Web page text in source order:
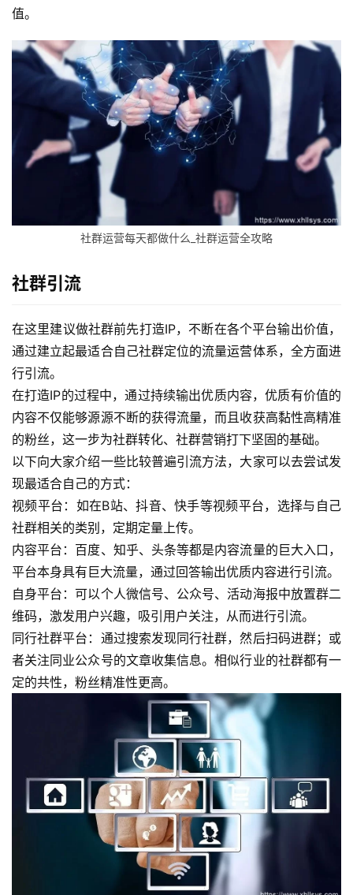
值。
社群运营每天都做什么_社群运营全攻略
社群引流
在这里建议做社群前先打造IP，不断在各个平台输出价值，
通过建立起最适合自己社群定位的流量运营体系，全方面进
行引流。
在打造IP的过程中，通过持续输出优质内容，优质有价值的
内容不仅能够源源不断的获得流量，而且收获高黏性高精准
的粉丝，这一步为社群转化、社群营销打下坚固的基础。
以下向大家介绍一些比较普遍引流方法，大家可以去尝试发
现最适合自己的方式：
视频平台：如在B站、抖音、快手等视频平台，选择与自己
社群相关的类别，定期定量上传。
内容平台：百度、知乎、头条等都是内容流量的巨大入口，
平台本身具有巨大流量，通过回答输出优质内容进行引流。
自身平台：可以个人微信号、公众号、活动海报中放置群二
维码，激发用户兴趣，吸引用户关注，从而进行引流。
同行社群平台：通过搜索发现同行社群，然后扫码进群；或
者关注同业公众号的文章收集信息。相似行业的社群都有一
定的共性，粉丝精准性更高。